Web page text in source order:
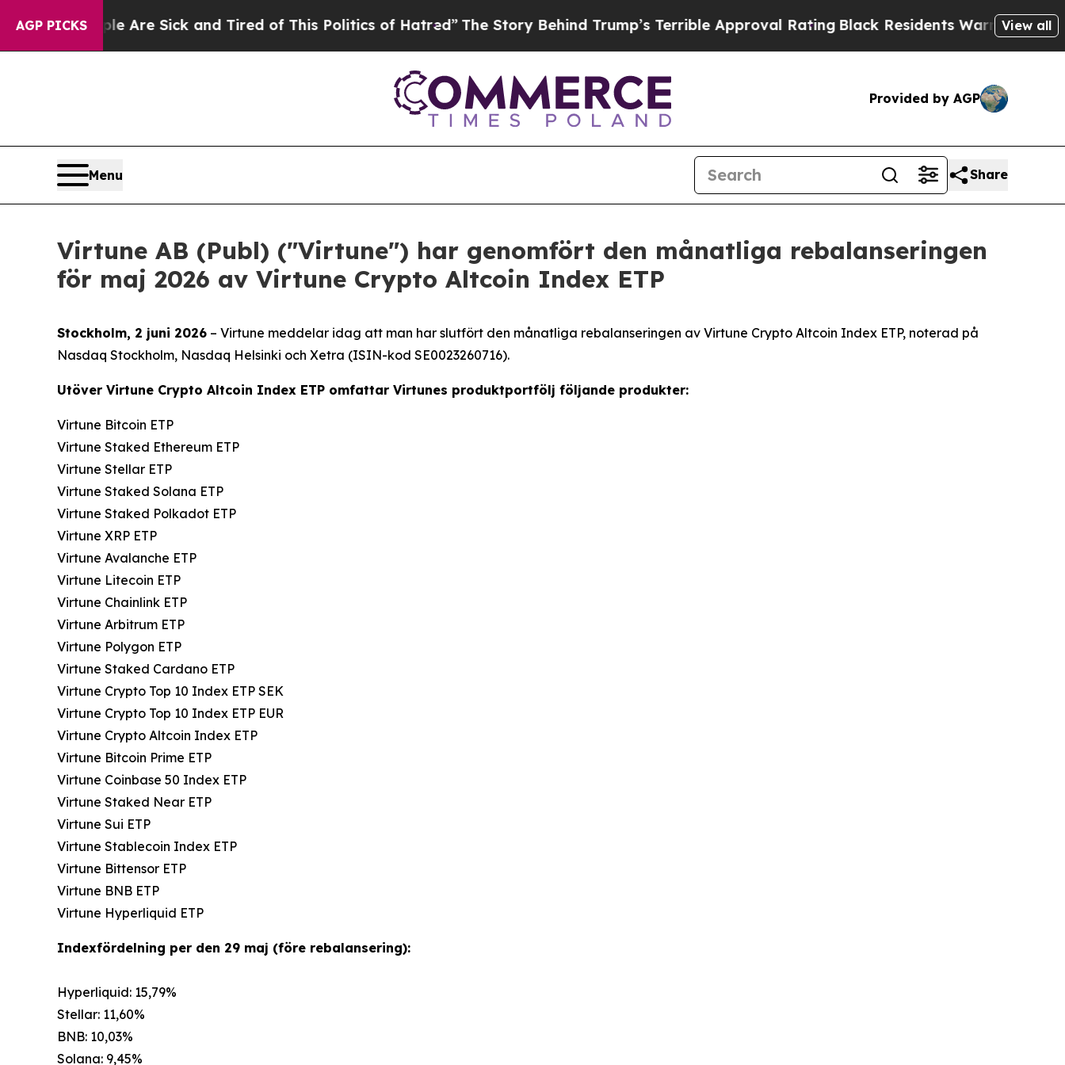
AGP PICKSAre Sick and Tired of This Politics of Hatred”The Story Behind Trump’s Terrible Approval RatingBlack Residents Warned of Abusive
View all
Provided by AGP
Menu Share
Virtune AB (Publ) ("Virtune") har genomfört den månatliga rebalanseringen
för maj 2026 av Virtune Crypto Altcoin Index ETP
Stockholm, 2 juni 2026 – Virtune meddelar idag att man har slutfört den månatliga rebalanseringen av Virtune Crypto Altcoin Index ETP, noterad på
Nasdaq Stockholm, Nasdaq Helsinki och Xetra (ISIN-kod SE0023260716).
Utöver Virtune Crypto Altcoin Index ETP omfattar Virtunes produktportfölj följande produkter:
Virtune Bitcoin ETP
Virtune Staked Ethereum ETP
Virtune Stellar ETP
Virtune Staked Solana ETP
Virtune Staked Polkadot ETP
Virtune XRP ETP
Virtune Avalanche ETP
Virtune Litecoin ETP
Virtune Chainlink ETP
Virtune Arbitrum ETP
Virtune Polygon ETP
Virtune Staked Cardano ETP
Virtune Crypto Top 10 Index ETP SEK
Virtune Crypto Top 10 Index ETP EUR
Virtune Crypto Altcoin Index ETP
Virtune Bitcoin Prime ETP
Virtune Coinbase 50 Index ETP
Virtune Staked Near ETP
Virtune Sui ETP
Virtune Stablecoin Index ETP
Virtune Bittensor ETP
Virtune BNB ETP
Virtune Hyperliquid ETP
Indexfördelning per den 29 maj (före rebalansering):
Hyperliquid: 15,79%
Stellar: 11,60%
BNB: 10,03%
Solana: 9,45%